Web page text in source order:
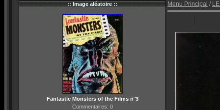
:: Image aléatoire ::
Fantastic Monsters of the Films n°3
Commentaires: 0
Menu Principal /